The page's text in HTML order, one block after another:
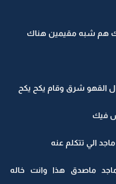
هم شبه مقيمين هناك
القهو شرق وقام يكح يكح
فيك
الي تتكلم عنه
ماصدق هذا وانت خاله